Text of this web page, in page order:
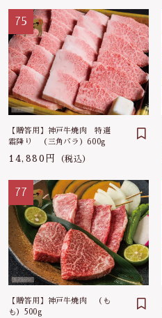
75
【贈答用】神戸牛焼肉 特選
霜降り （三角バラ）600g
14,880円 （税込）
77
【贈答用】神戸牛焼肉 （も
も）500g